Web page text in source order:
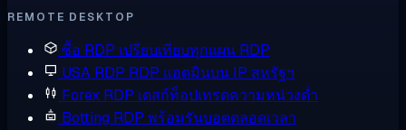
REMOTE DESKTOP
ซื้อ RDP เปรียบเทียบทุกแผน RDP
USA RDP RDP แอดมินบน IP สหรัฐฯ
Forex RDP เดสก์ท็อปเทรดความหน่วงต่ำ
Botting RDP พร้อมรันบอตตลอดเวลา